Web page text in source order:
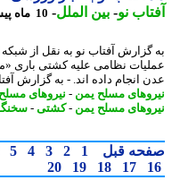
نو- بین الملل-10 ماه پیش - چهارشنبه 9 مهر 1404، 06:06
آفتاب نو به نقل از شبکه
انجام داده اند. - به گزارش آفتاب
مسلح یمن -نیروهای مسلح-
مسلح یمن -کشتی-سخنگوی
قبل 1
2
3
4
5
6
17
18
19
20